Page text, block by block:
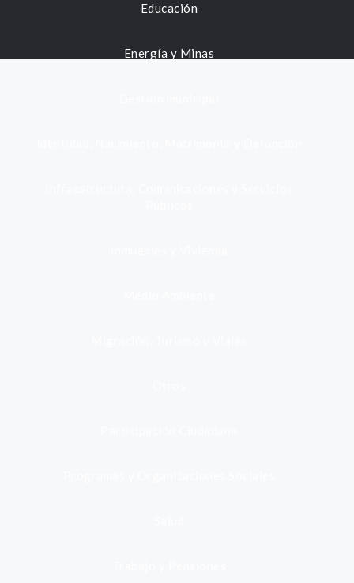
Educación
Energía y Minas